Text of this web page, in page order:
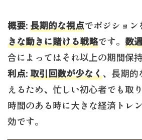
概要:長期的な視点でポジション
きな動きに賭ける戦略です。 数
合によってはそれ以上の期間保持
利点:取引回数が少なく、長期的
えるため、忙しい初心者でも取
時間のある時に大きな経済トレ
効です。